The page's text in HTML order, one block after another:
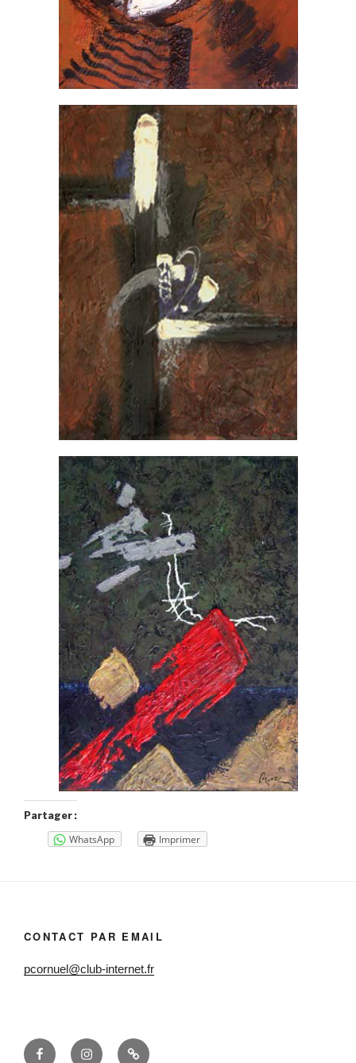
Partager :
WhatsApp Imprimer
CONTACT PAR EMAIL
pcornuel@club-internet.fr